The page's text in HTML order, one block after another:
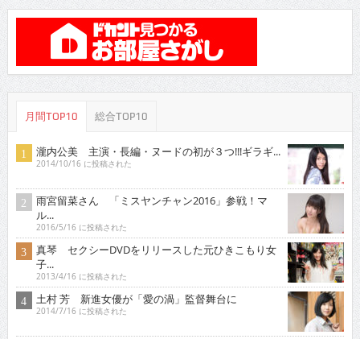
月間TOP10 総合TOP10
瀧内公美 主演・長編・ヌードの初が３つ!!!ギラギ...
2014/10/16 に投稿された
雨宮留菜さん 「ミスヤンチャン2016」参戦！マ
ル...
2016/5/16 に投稿された
真琴 セクシーDVDをリリースした元ひきこもり女
子...
2013/4/16 に投稿された
土村 芳 新進女優が「愛の渦」監督舞台に
2014/7/16 に投稿された